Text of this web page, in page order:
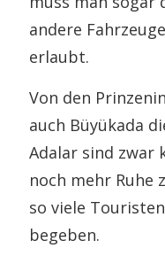
andere
erlaubt.
Von den
auch Büyükada
Adalar sind zwar
noch mehr Ruhe
so viele
begeben.